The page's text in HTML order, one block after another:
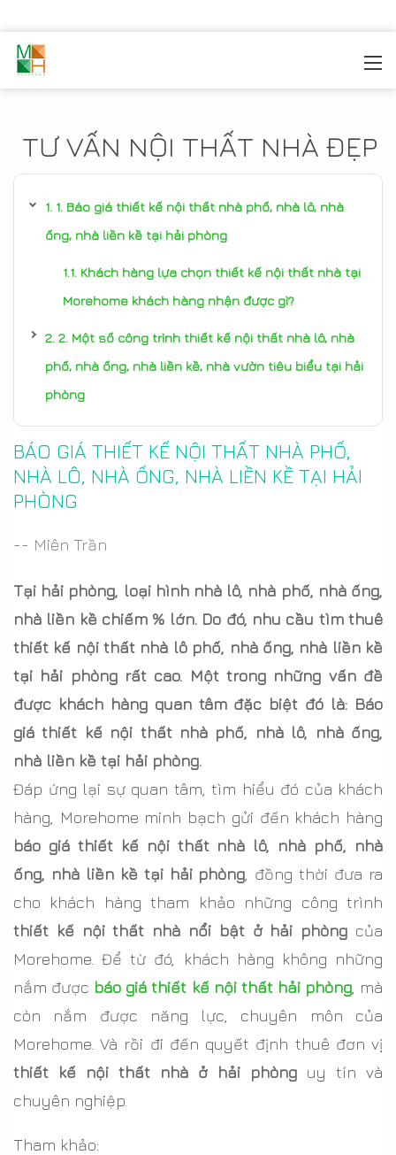
TƯ VẤN NỘI THẤT NHÀ ĐẸP
1. Báo giá thiết kế nội thất nhà phố, nhà lô, nhà
ống, nhà liền kề tại hải phòng
Khách hàng lựa chọn thiết kế nội thất nhà tại
Morehome khách hàng nhận được gì?
2. Một số công trình thiết kế nội thất nhà lô, nhà
phố, nhà ống, nhà liền kề, nhà vườn tiêu biểu tại hải
phòng
BÁO GIÁ THIẾT KẾ NỘI THẤT NHÀ PHỐ,
NHÀ LÔ, NHÀ ỐNG, NHÀ LIỀN KỀ TẠI HẢI
PHÒNG
-- Miên Trần
Tại hải phòng, loại hình nhà lô, nhà phố, nhà ống,
nhà liền kề chiếm % lớn. Do đó, nhu cầu tìm thuê
thiết kế nội thất nhà lô phố, nhà ống, nhà liền kề
tại hải phòng rất cao. Một trong những vấn đề
được khách hàng quan tâm đặc biệt đó là: Báo
giá thiết kế nội thất nhà phố, nhà lô, nhà ống,
nhà liền kề tại hải phòng.
Đáp ứng lại sự quan tâm, tìm hiểu đó của khách
hàng, Morehome minh bạch gửi đến khách hàng
báo giá thiết kế nội thất nhà lô, nhà phố, nhà
ống, nhà liền kề tại hải phòng , đồng thời đưa ra
cho khách hàng tham khảo những công trình
thiết kế nội thất nhà nổi bật ở hải phòng của
Morehome. Để từ đó, khách hàng không những
nắm được báo giá thiết kế nội thất hải phòng, mà
còn nắm được năng lực, chuyên môn của
Morehome. Và rồi đi đến quyết định thuê đơn vị
thiết kế nội thất nhà ở hải phòng uy tín và
chuyên nghiệp.
Tham khảo: